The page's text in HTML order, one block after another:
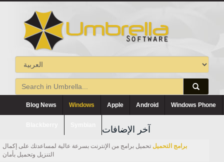
Blog News Windows Apple Android Windows Phone
آخر الإضافات
برامج التحميل تحميل برامج من الإنترنت بسرعة عالية لمساعدتك على إكمال
التنزيل وتحميل بأمان